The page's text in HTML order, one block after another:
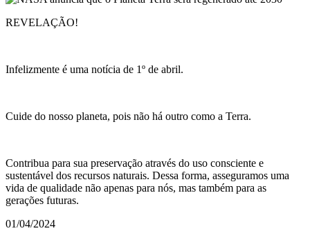
REVELAÇÃO!
Infelizmente é uma notícia de 1º de abril.
Cuide do nosso planeta, pois não há outro como a Terra.
Contribua para sua preservação através do uso consciente e
sustentável dos recursos naturais. Dessa forma, asseguramos uma
vida de qualidade não apenas para nós, mas também para as
gerações futuras.
01/04/2024